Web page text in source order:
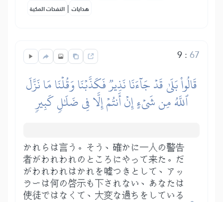
النفحات المكية | هدايات
9:67
قَالُواْ بَلَىٰ قَدۡ جَآءَنَا نَذِيرٞ فَكَذَّبۡنَا وَقُلۡنَا مَا نَزَّلَ
ٱللَّهُ مِن شَيۡءٍ إِنۡ أَنتُمۡ إِلَّا فِي ضَلَٰلٖ كَبِيرٖ
かれらは言う。そう、確かに一人の警告
者がわれわれのところにやって来た。だ
がわれわれはかれを嘘つきとして、アッ
ラーは何の啓示も下されない、あなたは
使徒ではなくて、大変な過ちをしている